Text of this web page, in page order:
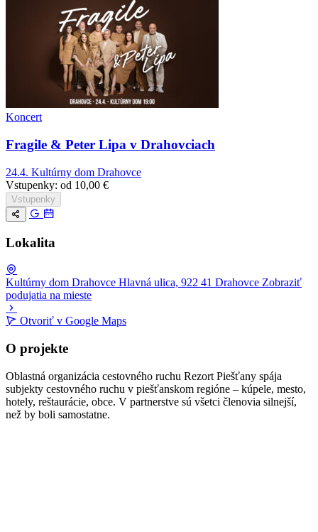
Koncert
Fragile & Peter Lipa v Drahovciach
24.4. Kultúrny dom Drahovce
Vstupenky: od 10,00 €
Vstupenky
Lokalita
Kultúrny dom Drahovce Hlavná ulica, 922 41 Drahovce Zobraziť
podujatia na mieste
−
Otvoriť v Google Maps
O projekte
Oblastná organizácia cestovného ruchu Rezort Piešťany spája
subjekty cestovného ruchu v piešťanskom regióne – kúpele, mesto,
hotely, reštaurácie, obce. V partnerstve sú všetci členovia silnejší,
než by boli samostatne.